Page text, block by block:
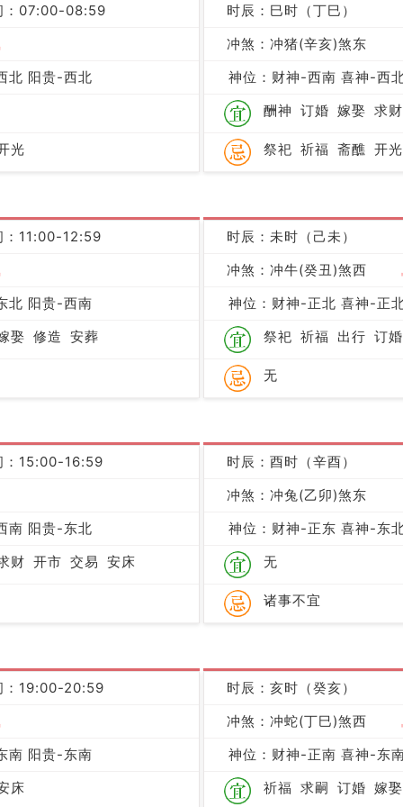
：07:00-08:59
北 阳贵-西北
光
时辰：巳时（丁巳）
冲煞：冲猪(辛亥)煞东
神位：财神-西南 喜神-西
酬神 订婚 嫁娶 求财
祭祀 祈福 斋醮 开光
：11:00-12:59
北 阳贵-西南
娶 修造 安葬
时辰：未时（己未）
冲煞：冲牛(癸丑)煞西
神位：财神-正北 喜神-正
祭祀 祈福 出行 订婚
无
：15:00-16:59
南 阳贵-东北
财 开市 交易 安床
时辰：酉时（辛酉）
冲煞：冲兔(乙卯)煞东
神位：财神-正东 喜神-东
无
诸事不宜
：19:00-20:59
南 阳贵-东南
床
时辰：亥时（癸亥）
冲煞：冲蛇(丁巳)煞西
神位：财神-正南 喜神-东
祈福 求嗣 订婚 嫁娶